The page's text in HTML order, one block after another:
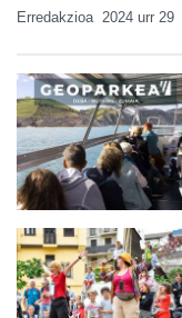
Erredakzioa 2024 urr 29